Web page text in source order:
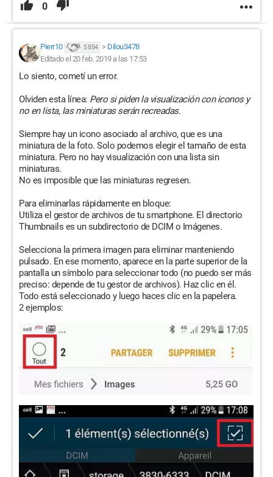
0
Pierr10 5 854 > Dilou3478
Editado el 20 feb. 2019 a las 17:53
Lo siento, cometí un error.
Olviden esta línea: Pero si piden la visualización con iconos y
no en lista, las miniaturas serán recreadas.
Siempre hay un icono asociado al archivo, que es una
miniatura de la foto. Solo podemos elegir el tamaño de esta
miniatura. Pero no hay visualización con una lista sin
miniaturas.
No es imposible que las miniaturas regresen.
Para eliminarlas rápidamente en bloque:
Utiliza el gestor de archivos de tu smartphone. El directorio
Thumbnails es un subdirectorio de DCIM o Imágenes.
Selecciona la primera imagen para eliminar manteniendo
pulsado. En ese momento, aparece en la parte superior de la
pantalla un símbolo para seleccionar todo (no puedo ser más
preciso: depende de tu gestor de archivos). Haz clic en él.
Todo está seleccionado y luego haces clic en la papelera.
2 ejemplos: